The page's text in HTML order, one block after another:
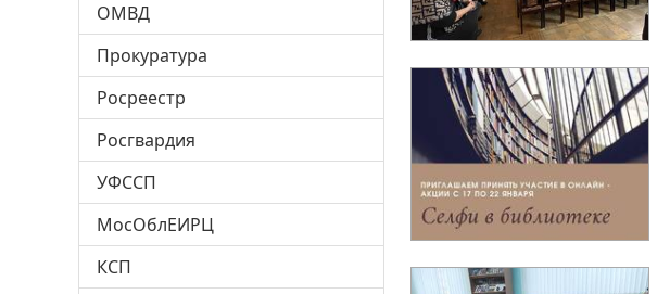
ОМВД
Прокуратура
Росреестр
Росгвардия
УФССП
МосОблЕИРЦ
КСП